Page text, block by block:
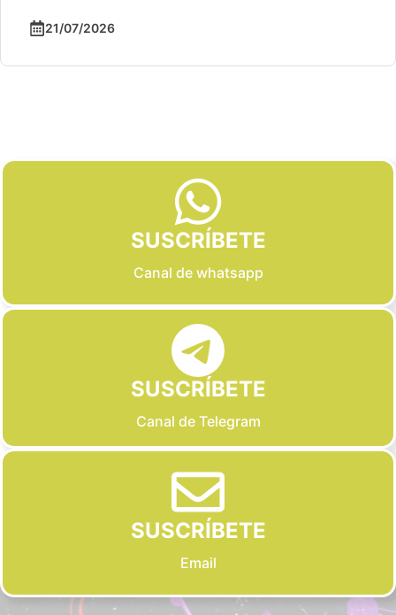
21/07/2026
SUSCRÍBETE
Canal de whatsapp
SUSCRÍBETE
Canal de Telegram
SUSCRÍBETE
Email